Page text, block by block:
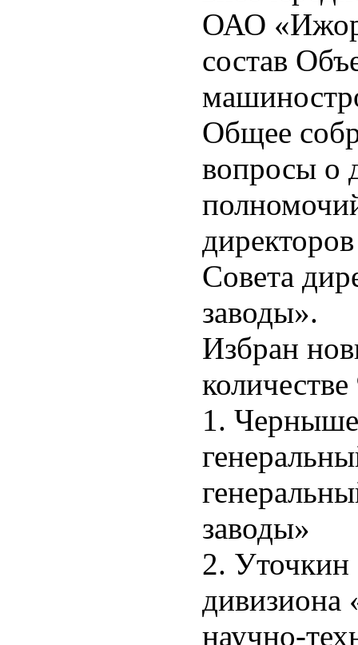
ОАО
состав
Общее
вопросы о
Совета
заводы».
Избран
1.
заводы»
2.
дивизиона
научно-